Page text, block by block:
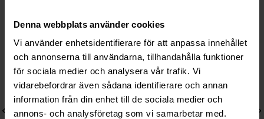
Denna webbplats använder cookies
Vi använder enhetsidentifierare för att anpassa innehållet
och annonserna till användarna, tillhandahålla funktioner
för sociala medier och analysera vår trafik. Vi
vidarebefordrar även sådana identifierare och annan
information från din enhet till de sociala medier och
annons- och analysföretag som vi samarbetar med.